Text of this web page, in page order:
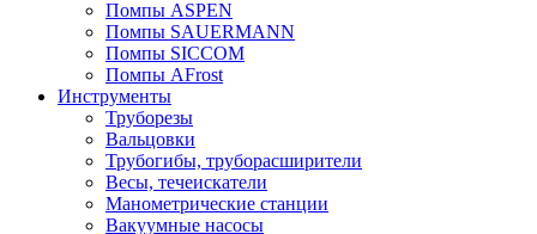
Помпы ASPEN
Помпы SAUERMANN
Помпы SICCOM
Помпы AFrost
Инструменты
Труборезы
Вальцовки
Трубогибы, труборасширители
Весы, течеискатели
Манометрические станции
Вакуумные насосы